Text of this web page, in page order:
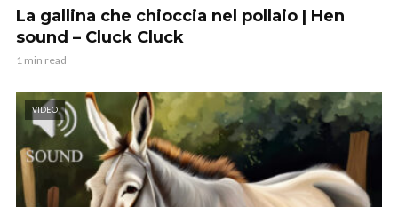
La gallina che chioccia nel pollaio | Hen
sound – Cluck Cluck
1 min read
VIDEO